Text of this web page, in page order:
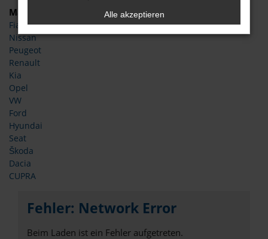
Marken
Fiat
Nissan
Peugeot
Renault
Kia
Opel
VW
Ford
Hyundai
Seat
Škoda
Dacia
CUPRA
Fehler: Network Error
Beim Laden ist ein Fehler aufgetreten.
Alle akzeptieren